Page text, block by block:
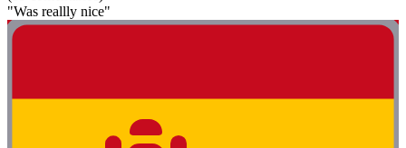
"Was reallly nice"